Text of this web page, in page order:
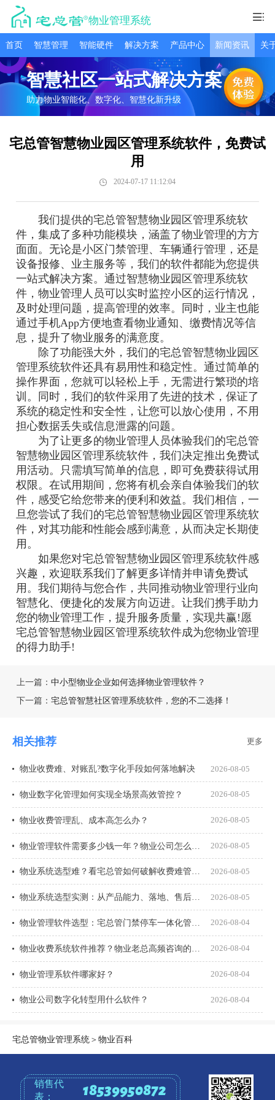
物业管理系统
首页 智慧管理 智能硬件 解决方案 产品中心 新闻资讯 关
智慧社区一站式解决方案
助力物业智能化、数字化、智慧化新升级
宅总管智慧物业园区管理系统软件，免费试
用
2024-07-17 11:12:04
我们提供的宅总管智慧物业园区管理系统软
件，集成了多种功能模块，涵盖了物业管理的方方
面面。无论是小区门禁管理、车辆通行管理，还是
设备报修、业主服务等，我们的软件都能为您提供
一站式解决方案。通过智慧物业园区管理系统软
件，物业管理人员可以实时监控小区的运行情况，
及时处理问题，提高管理的效率。同时，业主也能
通过手机App方便地查看物业通知、缴费情况等信
息，提升了物业服务的满意度。
除了功能强大外，我们的宅总管智慧物业园区
管理系统软件还具有易用性和稳定性。通过简单的
操作界面，您就可以轻松上手，无需进行繁琐的培
训。同时，我们的软件采用了先进的技术，保证了
系统的稳定性和安全性，让您可以放心使用，不用
担心数据丢失或信息泄露的问题。
为了让更多的物业管理人员体验我们的宅总管
智慧物业园区管理系统软件，我们决定推出免费试
用活动。只需填写简单的信息，即可免费获得试用
权限。在试用期间，您将有机会亲自体验我们的软
件，感受它给您带来的便利和效益。我们相信，一
旦您尝试了我们的宅总管智慧物业园区管理系统软
件，对其功能和性能会感到满意，从而决定长期使
用。
如果您对宅总管智慧物业园区管理系统软件感
兴趣，欢迎联系我们了解更多详情并申请免费试
用。我们期待与您合作，共同推动物业管理行业向
智慧化、便捷化的发展方向迈进。让我们携手助力
您的物业管理工作，提升服务质量，实现共赢!愿
宅总管智慧物业园区管理系统软件成为您物业管理
的得力助手!
上一篇： 中小型物业企业如何选择物业管理软件？
下一篇： 宅总管智慧社区管理系统软件，您的不二选择！
相关推荐 更多
物业收费难、对账乱?数字化手段如何落地解决 2026-08-05
物业数字化管理如何实现全场景高效管控？ 2026-08-05
物业收费管理乱、成本高怎么办？ 2026-08-05
2026-08-05
物业系统选型难？看宅总管如何破解收费难管理乱 2026-08-05
2026-08-05
2026-08-04
2026-08-04
物业管理系软件哪家好？ 2026-08-04
物业公司数字化转型用什么软件？ 2026-08-04
宅总管物业管理系统＞物业百科
销售代
表：
18539950872